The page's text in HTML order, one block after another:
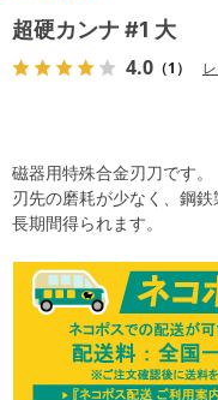
超硬カンナ #1 大
4.0 （1）
磁器用特殊合金刃刀です。
刃先の磨耗が少なく、鋼
長期間得られます。